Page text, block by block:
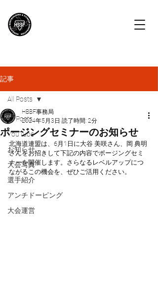
記事
All Posts
YouTube
お知らせ
大会写真
選手紹介
アンチドーピング
大会運営
All Posts
ポージングセミナーのお知らせ
HBBF事務局
2024年5月3日 読了時間: 2分
北海道連盟は、6月1日に大谷 美咲さん、岡 典明
さんをお招きして下記の内容でポージングセミ
ナーを開催します。さらなるレベルアップにつ
ながるこの機会を、ぜひご活用ください。